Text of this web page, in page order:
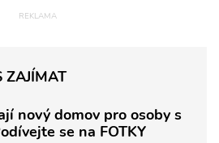
ZAJÍMAT
nový domov pro osoby s
se na FOTKY